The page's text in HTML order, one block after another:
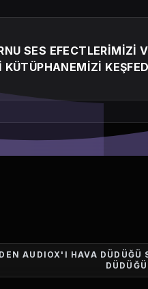
SES EFECTLERİMİZİ
KÜTÜPHANEMİZİ
AUDIOX'I HAVA